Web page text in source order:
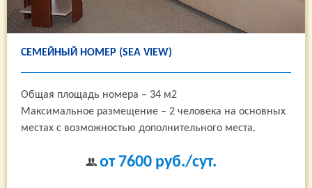
СЕМЕЙНЫЙ НОМЕР (SEA VIEW)
Общая площадь номера – 34 м2
Максимальное размещение – 2 человека на основных
местах с возможностью дополнительного места.
от 7600руб./сут.